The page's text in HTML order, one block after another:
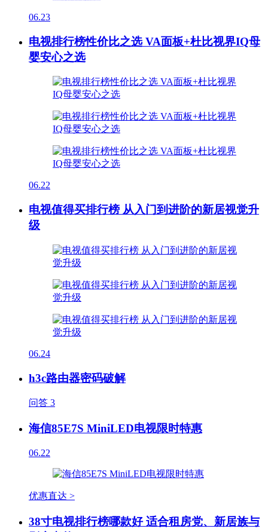
06.23
电视排行榜性价比之选 VA面板+杜比视界IQ母
婴安心之选
06.22
电视值得买排行榜 从入门到进阶的新居视觉升
级
06.24
h3c路由器密码破解
问答 3
海信85E7S MiniLED电视限时特惠
06.22
优惠直达 >
38寸电视排行榜哪款好 适合租房党、新居族与